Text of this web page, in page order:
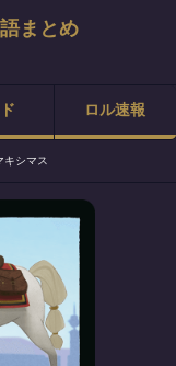
まとめ
ロル速報
キシマス